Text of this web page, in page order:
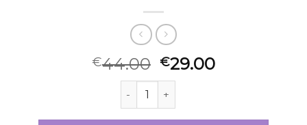
€44.00 €29.00
handtas rood aantal